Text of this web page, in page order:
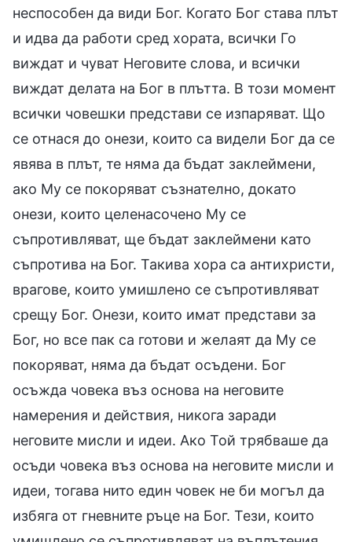
неспособен да види Бог. Когато Бог става плът
и идва да работи сред хората, всички Го
виждат и чуват Неговите слова, и всички
виждат делата на Бог в плътта. В този момент
всички човешки представи се изпаряват. Що
се отнася до онези, които са видели Бог да се
явява в плът, те няма да бъдат заклеймени,
ако Му се покоряват съзнателно, докато
онези, които целенасочено Му се
съпротивляват, ще бъдат заклеймени като
съпротива на Бог. Такива хора са антихристи,
врагове, които умишлено се съпротивляват
срещу Бог. Онези, които имат представи за
Бог, но все пак са готови и желаят да Му се
покоряват, няма да бъдат осъдени. Бог
осъжда човека въз основа на неговите
намерения и действия, никога заради
неговите мисли и идеи. Ако Той трябваше да
осъди човека въз основа на неговите мисли и
идеи, тогава нито един човек не би могъл да
избяга от гневните ръце на Бог. Тези, които